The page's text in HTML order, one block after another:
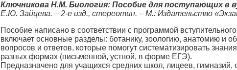
Ключникова Н.М. Биология: Пособие для поступающих в
Е.Ю. Зайцева. – 2-е изд., стереотип. – М.: Издательство
Пособие написано в соответствии с программой
включает основные разделы: ботанику, зоологию, анатомию и
вопросов и ответов, которые помогут систематизировать
разных формах (письменной, устной, в форме ЕГЭ).
Предназначено для учащихся средних школ, лицеев, гимназий,